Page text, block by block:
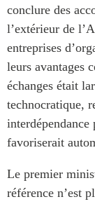
conclure des
l’extérieur de
entreprises
leurs avantages
échanges était
technocratique,
favoriserait
Le premier
référence n’est